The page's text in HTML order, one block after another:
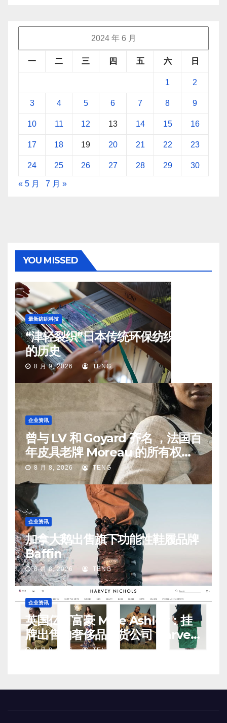
2024 年 6 月
一 二 三 四 五 六 日
1 2
3 4 5 6 7 8 9
10 11 12 13 14 15 16
17 18 19 20 21 22 23
24 25 26 27 28 29 30
« 5 月 7 月 »
YOU MISSED
最新纺织科技
“津轻裂织”日本传统环保纺织工艺
的历史
8 月 9, 2026 TENG
企业资讯
曾与 LV 和 Goyard 齐名 ，法国百
年皮具老牌 Moreau 的所有权易
手8 月 8, 2026 TENG
企业资讯
加拿大鹅出售旗下功能性鞋履品牌
Baffin
8 月 8, 2026 TENG
企业资讯
英国亿万富豪 Mike Ashley：挂
牌出售的奢侈品百货公司 Harvey
Nichols 正陷入“死亡螺旋”
8 月 8, 2026 TENG